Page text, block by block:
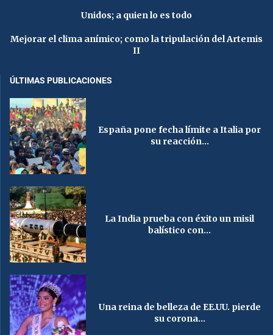
Unidos; a quien lo es todo
Mejorar el clima anímico; como la tripulación del Artemis
II
ÚLTIMAS PUBLICACIONES
España pone fecha límite a Italia por
su reacción...
La India prueba con éxito un misil
balístico con...
Una reina de belleza de EE.UU. pierde
su corona...